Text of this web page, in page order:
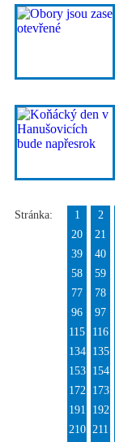
Stránka: 1 2
20
21
39
40
58
59
77
78
96
97
115
116
134
135
153
154
172
173
191
192
210 211